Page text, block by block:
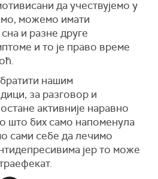
да учествујемо у
можемо имати
и разне друге
и то је право време
нашим
за разговор и
активније наравно
што бих само напоменула
сами себе да лечимо
јер то може